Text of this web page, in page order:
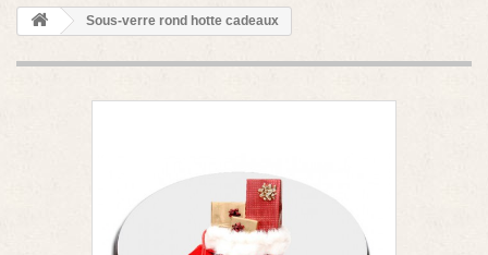
Sous-verre rond hotte cadeaux